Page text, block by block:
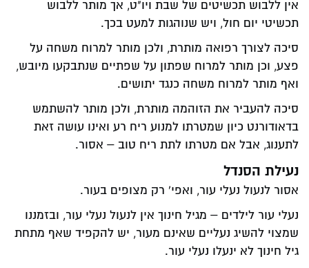
אין ללבוש תכשיטים של שבת ויו"ט, אך מותר ללבוש
תכשיטי יום חול, ויש שנוהגות למעט בכך.
סיכה לצורך רפואה מותרת, ולכן מותר למרוח משחה על
פצע, וכן מותר למרוח שפתון על שפתיים שנתבקעו מיובש,
ואף מותר למרוח משחה כנגד יתושים.
סיכה להעביר את הזוהמה מותרת, ולכן מותר להשתמש
בדאודורנט כיון שמטרתו למנוע ריח רע ואינו עושה זאת
לתענוג, אבל אם מטרתו לתת ריח טוב – אסור.
נעילת הסנדל
אסור לנעול נעלי עור, ואפי' רק מצופים בעור.
נעלי עור לילדים – מגיל חינוך אין לנעול נעלי עור, ובזמננו
שמצוי להשיג נעליים שאינם מעור, יש להקפיד שאף מתחת
גיל חינוך לא ינעלו נעלי עור.